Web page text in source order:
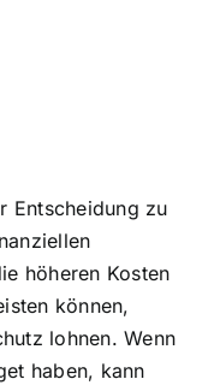
Entscheidung zu
höheren Kosten
können,
lohnen. Wenn
haben, kann